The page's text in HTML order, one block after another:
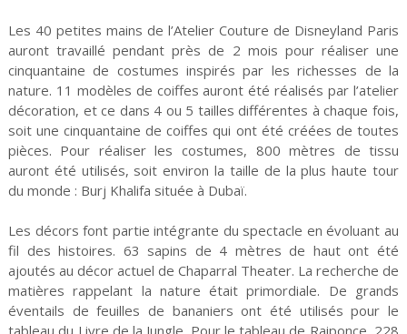
Les 40 petites mains de l’Atelier Couture de Disneyland Paris
auront travaillé pendant près de 2 mois pour réaliser une
cinquantaine de costumes inspirés par les richesses de la
nature. 11 modèles de coiffes auront été réalisés par l’atelier
décoration, et ce dans 4 ou 5 tailles différentes à chaque fois,
soit une cinquantaine de coiffes qui ont été créées de toutes
pièces. Pour réaliser les costumes, 800 mètres de tissu
auront été utilisés, soit environ la taille de la plus haute tour
du monde : Burj Khalifa située à Dubaï.
Les décors font partie intégrante du spectacle en évoluant au
fil des histoires. 63 sapins de 4 mètres de haut ont été
ajoutés au décor actuel de Chaparral Theater. La recherche de
matières rappelant la nature était primordiale. De grands
éventails de feuilles de bananiers ont été utilisés pour le
tableau du Livre de la Jungle. Pour le tableau de Raiponce, 228